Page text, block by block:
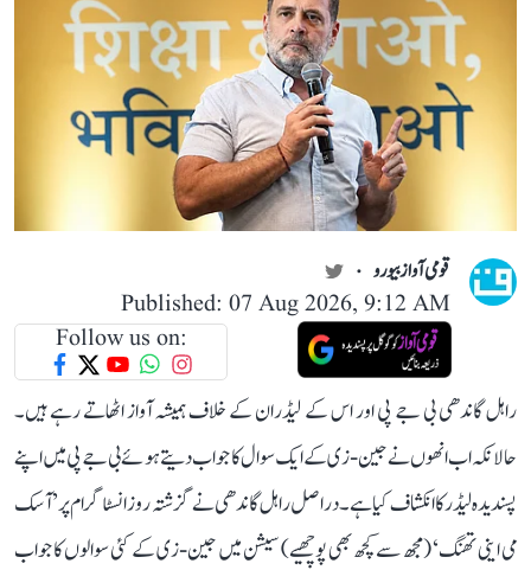
قومی آواز بیورو
Published: 07 Aug 2026, 9:12 AM
Follow us on:
راہل گاندھی بی جے پی اور اس کے لیڈران کے خلاف ہمیشہ آواز اٹھاتے رہے ہیں۔
حالانکہ اب انھوں نے جین-زی کے ایک سوال کا جواب دیتے ہوئے بی جے پی میں اپنے
پسندیدہ لیڈر کا انکشاف کیا ہے۔ دراصل راہل گاندھی نے گزشتہ روز انسٹاگرام پر ’آسک
می اینی تھنگ‘ (مجھ سے کچھ بھی پوچھیے) سیشن میں جین-زی کے کئی سوالوں کا جواب